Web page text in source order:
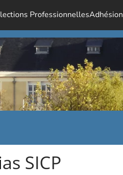
ProfessionnellesAdhésion
SICP